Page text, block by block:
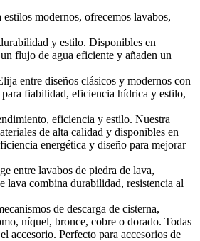
modernos, ofrecemos lavabos,
y estilo. Disponibles en
flujo de agua eficiente y añaden un
entre diseños clásicos y modernos con
fiabilidad, eficiencia hídrica y estilo,
eficiencia y estilo. Nuestra
de alta calidad y disponibles en
energética y diseño para mejorar
entre lavabos de piedra de lava,
lava combina durabilidad, resistencia al
de descarga de cisterna,
níquel, bronce, cobre o dorado. Todas
accesorio. Perfecto para accesorios de